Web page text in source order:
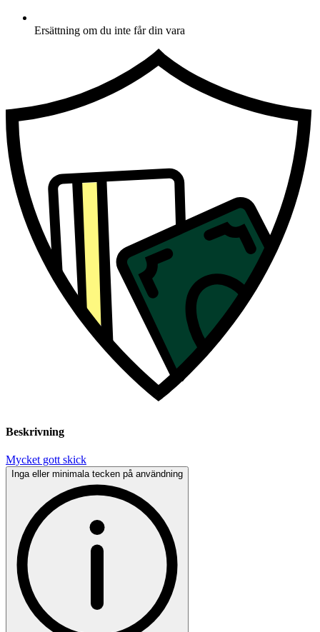
Ersättning om du inte får din vara
Beskrivning
Mycket gott skick
Inga eller minimala tecken på användning